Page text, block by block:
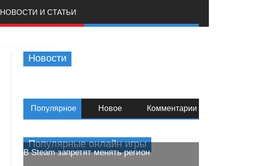
НОВОСТИ И СТАТЬИ
Новости
Популярное Новое Комментарии
Популярные онлайн игры
В Steam запретят менять регион